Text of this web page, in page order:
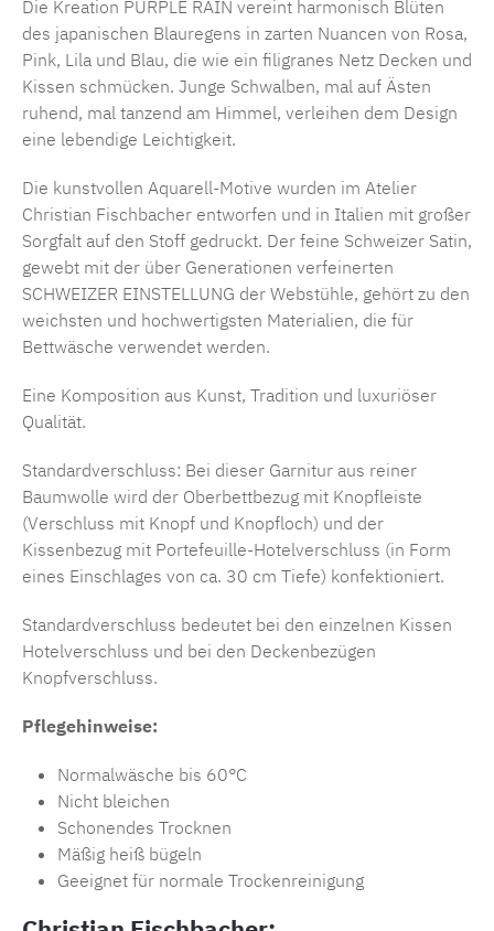
Die Kreation PURPLE RAIN vereint harmonisch Blüten
des japanischen Blauregens in zarten Nuancen von Rosa,
Pink, Lila und Blau, die wie ein filigranes Netz Decken und
Kissen schmücken. Junge Schwalben, mal auf Ästen
ruhend, mal tanzend am Himmel, verleihen dem Design
eine lebendige Leichtigkeit.
Die kunstvollen Aquarell-Motive wurden im Atelier
Christian Fischbacher entworfen und in Italien mit großer
Sorgfalt auf den Stoff gedruckt. Der feine Schweizer Satin,
gewebt mit der über Generationen verfeinerten
SCHWEIZER EINSTELLUNG der Webstühle, gehört zu den
weichsten und hochwertigsten Materialien, die für
Bettwäsche verwendet werden.
Eine Komposition aus Kunst, Tradition und luxuriöser
Qualität.
Standardverschluss: Bei dieser Garnitur aus reiner
Baumwolle wird der Oberbettbezug mit Knopfleiste
(Verschluss mit Knopf und Knopfloch) und der
Kissenbezug mit Portefeuille-Hotelverschluss (in Form
eines Einschlages von ca. 30 cm Tiefe) konfektioniert.
Standardverschluss bedeutet bei den einzelnen Kissen
Hotelverschluss und bei den Deckenbezügen
Knopfverschluss.
Pflegehinweise:
Normalwäsche bis 60°C
Nicht bleichen
Schonendes Trocknen
Mäßig heiß bügeln
Geeignet für normale Trockenreinigung